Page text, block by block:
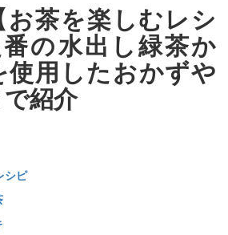
お茶を楽しむレシ
の水出し緑茶か
使用したおかずや
紹介
シピ